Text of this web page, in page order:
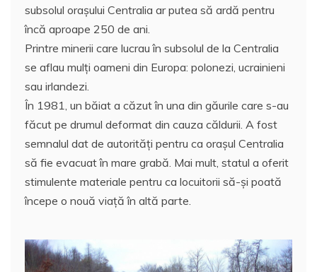
subsolul oraşului Centralia ar putea să ardă pentru
încă aproape 250 de ani.
Printre minerii care lucrau în subsolul de la Centralia
se aflau mulţi oameni din Europa: polonezi, ucrainieni
sau irlandezi.
În 1981, un băiat a căzut în una din găurile care s-au
făcut pe drumul deformat din cauza căldurii. A fost
semnalul dat de autorităţi pentru ca oraşul Centralia
să fie evacuat în mare grabă. Mai mult, statul a oferit
stimulente materiale pentru ca locuitorii să-şi poată
începe o nouă viață în altă parte.